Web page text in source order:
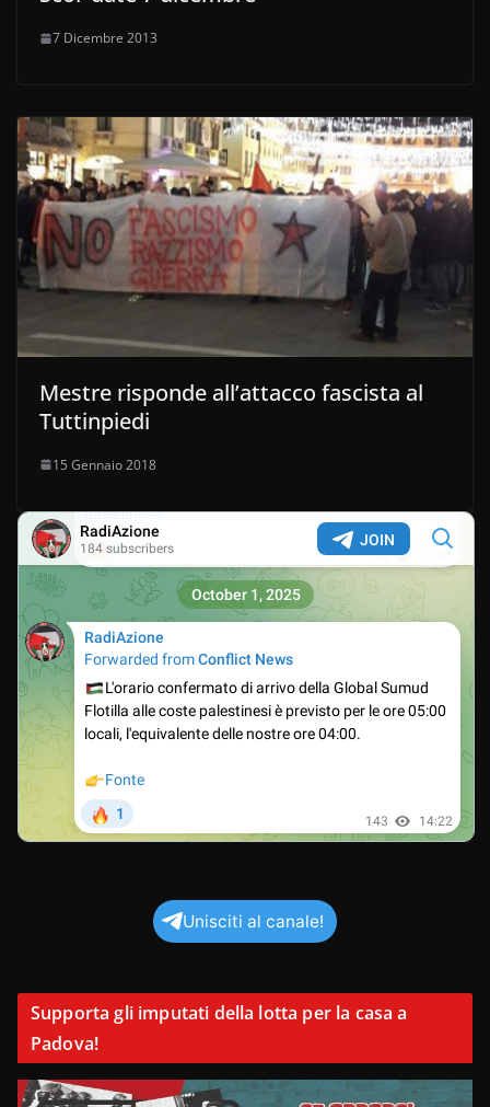
7 Dicembre 2013
Mestre risponde all’attacco fascista al
Tuttinpiedi
15 Gennaio 2018
Unisciti al canale!
Supporta gli imputati della lotta per la casa a
Padova!